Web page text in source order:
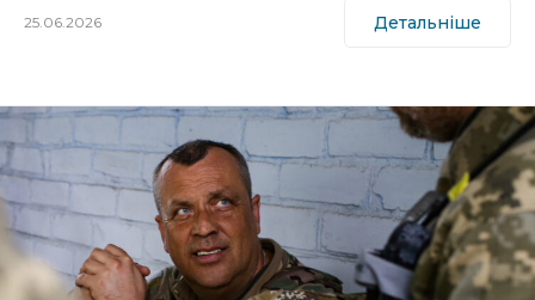
25.06.2026 Детальніше